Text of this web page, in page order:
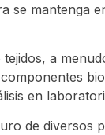
se mantenga
a
en
de diversos